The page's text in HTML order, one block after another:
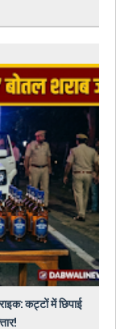
कट्टों में छिपाई